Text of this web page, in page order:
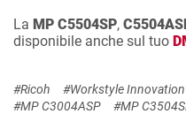
La MP C5504SP,
disponibile anche sul tuo
#Ricoh #Workstyle
#MP C3004ASP
#MP